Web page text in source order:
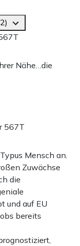
Nähe…die
567T
Mensch an.
Zuwächse
die
und auf EU
bereits